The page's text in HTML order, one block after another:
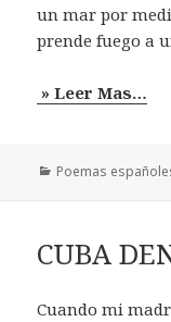
un mar por
prende fuego a
» Leer Mas…
Categorías
Poemas
CUBA
Cuando mi